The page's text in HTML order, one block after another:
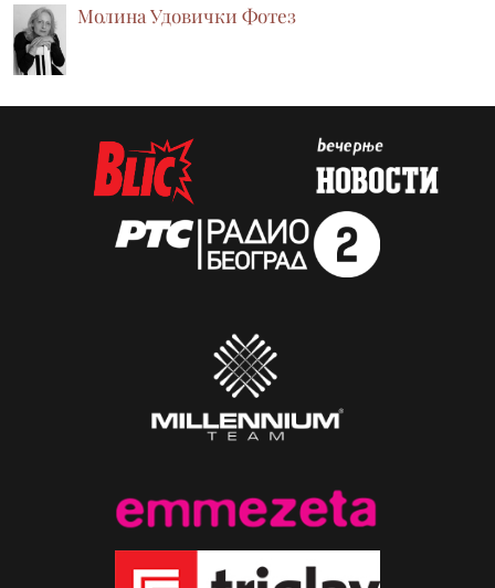
Молина Удовички Фотез